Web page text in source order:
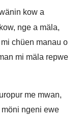
kow a
nge a mäla,
chüen manau o
mi mäla repwe
me mwan,
ngeni ewe